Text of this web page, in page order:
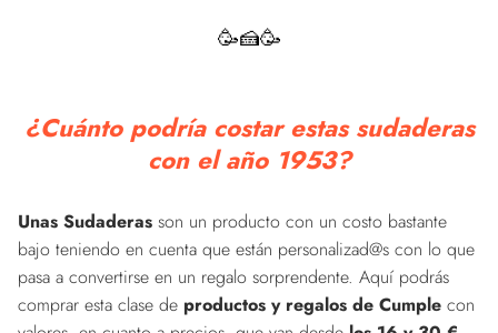
🥳🍰🥳
¿Cuánto podría costar estas sudaderas
con el año 1953?
Unas Sudaderas son un producto con un costo bastante
bajo teniendo en cuenta que están personalizad@s con lo que
pasa a convertirse en un regalo sorprendente. Aquí podrás
comprar esta clase de productos y regalos de Cumple con